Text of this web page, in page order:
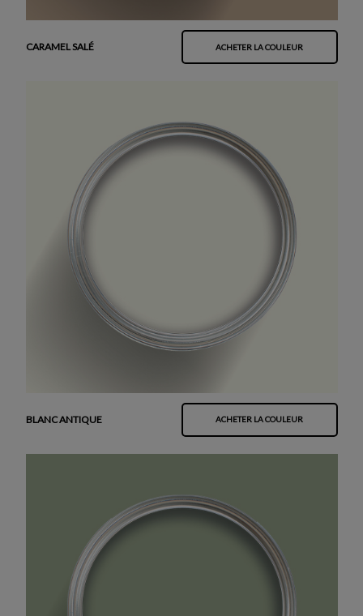
CARAMEL SALÉ ACHETER LA COULEUR
BLANC ANTIQUE ACHETER LA COULEUR